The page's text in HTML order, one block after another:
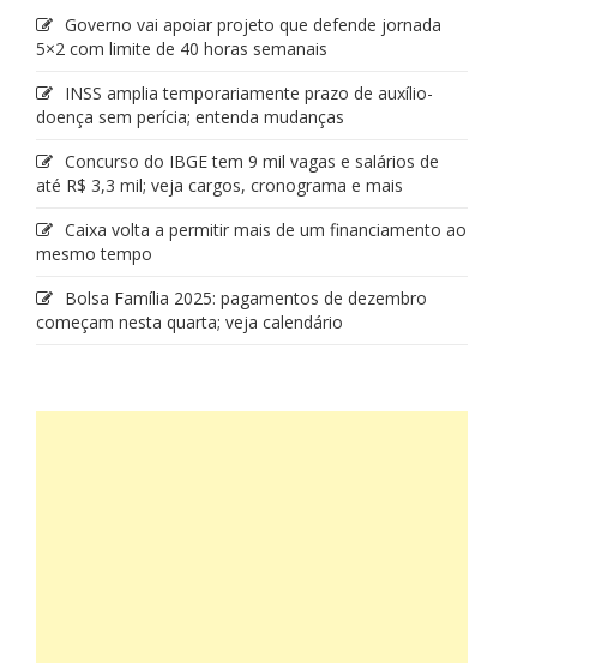
Governo vai apoiar projeto que defende jornada
5×2 com limite de 40 horas semanais
INSS amplia temporariamente prazo de auxílio-
doença sem perícia; entenda mudanças
Concurso do IBGE tem 9 mil vagas e salários de
até R$ 3,3 mil; veja cargos, cronograma e mais
Caixa volta a permitir mais de um financiamento ao
mesmo tempo
Bolsa Família 2025: pagamentos de dezembro
começam nesta quarta; veja calendário